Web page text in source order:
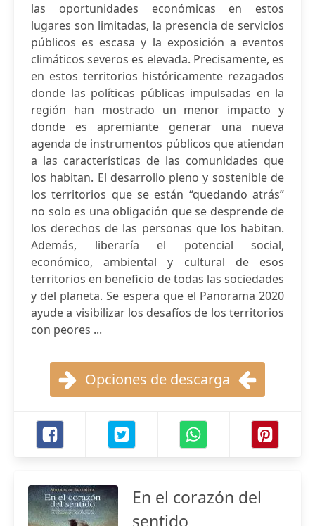
las oportunidades económicas en estos
lugares son limitadas, la presencia de servicios
públicos es escasa y la exposición a eventos
climáticos severos es elevada. Precisamente, es
en estos territorios históricamente rezagados
donde las políticas públicas impulsadas en la
región han mostrado un menor impacto y
donde es apremiante generar una nueva
agenda de instrumentos públicos que atiendan
a las características de las comunidades que
los habitan. El desarrollo pleno y sostenible de
los territorios que se están “quedando atrás”
no solo es una obligación que se desprende de
los derechos de las personas que los habitan.
Además, liberaría el potencial social,
económico, ambiental y cultural de esos
territorios en beneficio de todas las sociedades
y del planeta. Se espera que el Panorama 2020
ayude a visibilizar los desafíos de los territorios
con peores ...
Opciones de descarga
En el corazón del
sentido